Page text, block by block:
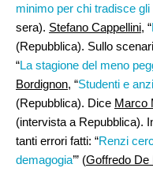
minimo per chi tradisce gli
sera). Stefano Cappellini, “
(Repubblica). Sullo
“La stagione del meno
Bordignon, “Studenti e
(Repubblica). Dice Marco
(intervista a Repubblica).
tanti errori fatti: “Renzi
demagogia’” (Goffredo De